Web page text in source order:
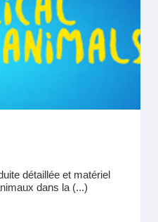
détaillée et matériel
dans la (...)